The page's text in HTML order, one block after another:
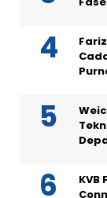
KVB